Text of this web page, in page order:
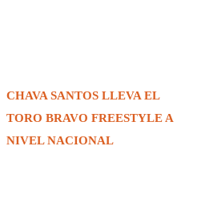
CHAVA SANTOS LLEVA EL
TORO BRAVO FREESTYLE A
NIVEL NACIONAL